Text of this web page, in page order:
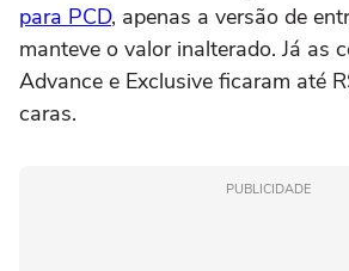
para PCD, apenas a versão de
manteve o valor inalterado. Já as
Advance e Exclusive ficaram até
caras.
PUBLICIDADE